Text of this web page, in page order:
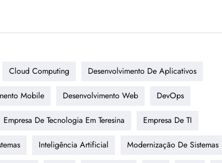
Cloud Computing Desenvolvimento De Aplicativos
Mobile Desenvolvimento Web DevOps
Empresa De Tecnologia Em Teresina Empresa De TI
Inteligência Artificial Modernização De Sistemas